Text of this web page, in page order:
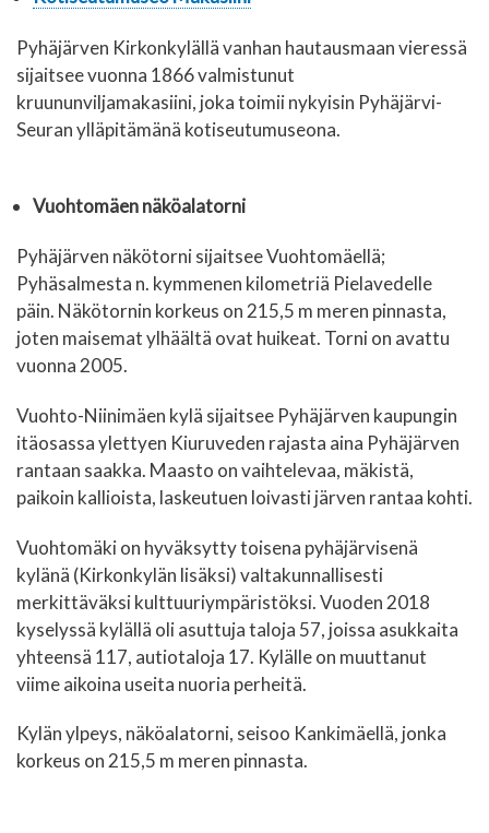
Pyhäjärven Kirkonkylällä vanhan hautausmaan vieressä
sijaitsee vuonna 1866 valmistunut
kruununviljamakasiini, joka toimii nykyisin Pyhäjärvi-
Seuran ylläpitämänä kotiseutumuseona.
Vuohtomäen näköalatorni
Pyhäjärven näkötorni sijaitsee Vuohtomäellä;
Pyhäsalmesta n. kymmenen kilometriä Pielavedelle
päin. Näkötornin korkeus on 215,5 m meren pinnasta,
joten maisemat ylhäältä ovat huikeat. Torni on avattu
vuonna 2005.
Vuohto-Niinimäen kylä sijaitsee Pyhäjärven kaupungin
itäosassa ylettyen Kiuruveden rajasta aina Pyhäjärven
rantaan saakka. Maasto on vaihtelevaa, mäkistä,
paikoin kallioista, laskeutuen loivasti järven rantaa kohti.
Vuohtomäki on hyväksytty toisena pyhäjärvisenä
kylänä (Kirkonkylän lisäksi) valtakunnallisesti
merkittäväksi kulttuuriympäristöksi. Vuoden 2018
kyselyssä kylällä oli asuttuja taloja 57, joissa asukkaita
yhteensä 117, autiotaloja 17. Kylälle on muuttanut
viime aikoina useita nuoria perheitä.
Kylän ylpeys, näköalatorni, seisoo Kankimäellä, jonka
korkeus on 215,5 m meren pinnasta.